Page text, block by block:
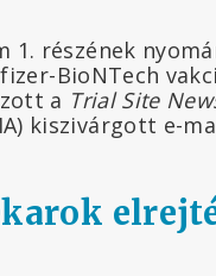
1. részének
BioNTech
a Trial Site
kiszivárgott e-